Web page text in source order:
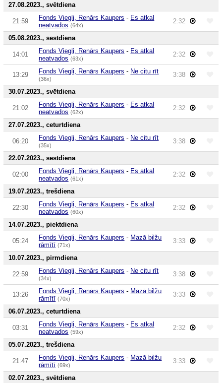
27.08.2023., svētdiena
21:59 Fonds Viegli, Renārs Kaupers - Es atkal
neatvados (64x)
2:32
05.08.2023., sestdiena
14:01 Fonds Viegli, Renārs Kaupers - Es atkal
neatvados (63x)
2:32
13:29 Fonds Viegli, Renārs Kaupers - Ne citu rīt
(36x)
3:38
30.07.2023., svētdiena
21:02 Fonds Viegli, Renārs Kaupers - Es atkal
neatvados (62x)
2:32
27.07.2023., ceturtdiena
06:20 Fonds Viegli, Renārs Kaupers - Ne citu rīt
(35x)
3:38
22.07.2023., sestdiena
02:00 Fonds Viegli, Renārs Kaupers - Es atkal
neatvados (61x)
2:32
19.07.2023., trešdiena
22:30 Fonds Viegli, Renārs Kaupers - Es atkal
neatvados (60x)
2:32
14.07.2023., piektdiena
05:24 Fonds Viegli, Renārs Kaupers - Mazā bilžu
rāmītī (71x)
3:33
10.07.2023., pirmdiena
22:59 Fonds Viegli, Renārs Kaupers - Ne citu rīt
(34x)
3:38
13:26 Fonds Viegli, Renārs Kaupers - Mazā bilžu
rāmītī (70x)
3:33
06.07.2023., ceturtdiena
03:31 Fonds Viegli, Renārs Kaupers - Es atkal
neatvados (59x)
2:32
05.07.2023., trešdiena
21:47 Fonds Viegli, Renārs Kaupers - Mazā bilžu
rāmītī (69x)
3:33
02.07.2023., svētdiena